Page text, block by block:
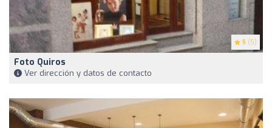
5 (5)
Foto Quiros
Ver dirección y datos de contacto